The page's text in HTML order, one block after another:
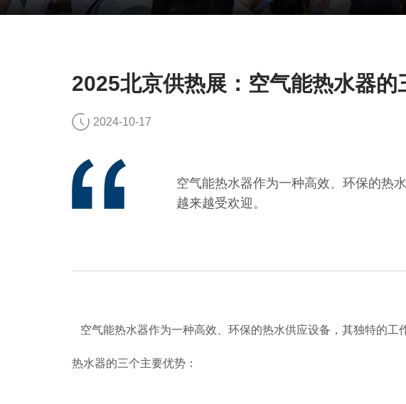
2025北京供热展：空气能热水器的
2024-10-17
空气能热水器作为一种高效、环保的热
越来越受欢迎。
空气能热水器作为一种高效、环保的热水供应设备，其独特的
热水器的三个主要优势：